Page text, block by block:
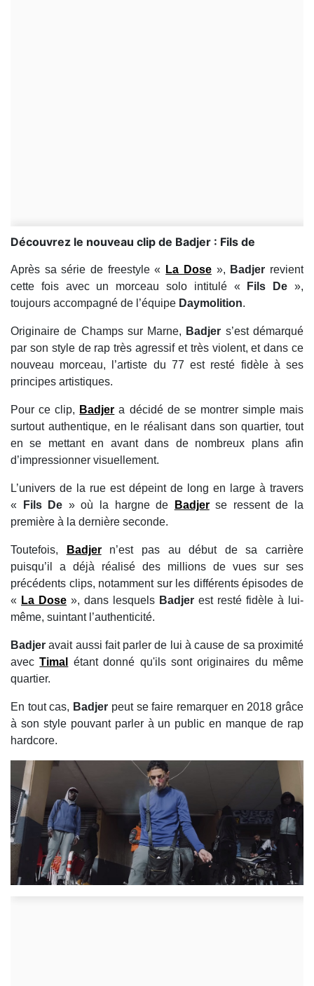
Découvrez le nouveau clip de Badjer : Fils de
Après sa série de freestyle « La Dose», Badjer revient
cette fois avec un morceau solo intitulé «
Fils De »,
toujours accompagné de l’équipe Daymolition.
Originaire de Champs sur Marne, Badjer s’est démarqué
par son style de rap très agressif et très violent, et dans ce
nouveau morceau, l’artiste du 77 est resté fidèle à ses
principes artistiques.
Pour ce clip, Badjer a décidé de se montrer simple mais
surtout authentique, en le réalisant dans son quartier, tout
en se mettant en avant dans de nombreux plans afin
d’impressionner visuellement.
L’univers de la rue est dépeint de long en large à travers
«
Fils De » où la hargne de Badjer se ressent de la
première à la dernière seconde.
Toutefois, Badjer
n’est pas au début de sa carrière
puisqu’il a déjà réalisé des millions de vues sur ses
précédents clips, notamment sur les différents épisodes de
« La Dose », dans lesquels Badjer est resté fidèle à lui-
même, suintant l’authenticité.
Badjeravait aussi fait parler de lui à cause de sa proximité
avecTimal
étant donné qu'ils sont originaires du même
quartier.
En tout cas, Badjer peut se faire remarquer en 2018 grâce
à son style pouvant parler à un public en manque de rap
hardcore.